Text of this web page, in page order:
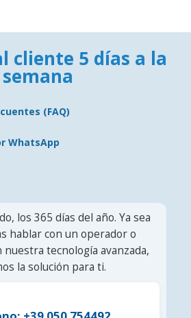
cliente 5 días a la
semana
(FAQ)
WhatsApp
los 365 días del año. Ya sea
hablar con un operador o
tecnología avanzada,
la solución para ti.